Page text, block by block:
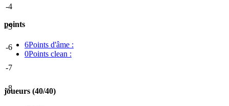
-4
-5
-6
-7
-8
points
6Points d'âme :
0Points clean :
joueurs (40/40)